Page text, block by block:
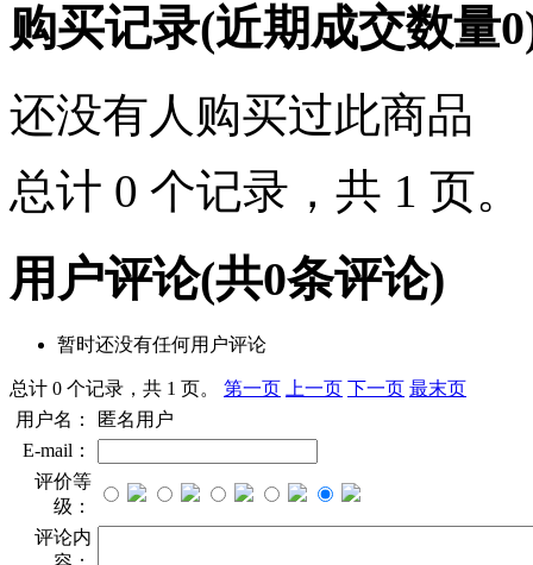
购买记录(近期成交数量0
还没有人购买过此商品
总计 0 个记录，共 1 页。
用户评论(共0条评论)
暂时还没有任何用户评论
总计 0 个记录，共 1 页。 第一页 上一页 下一页 最末页
用户名：
匿名用户
E-mail：
评价等
级：
评论内